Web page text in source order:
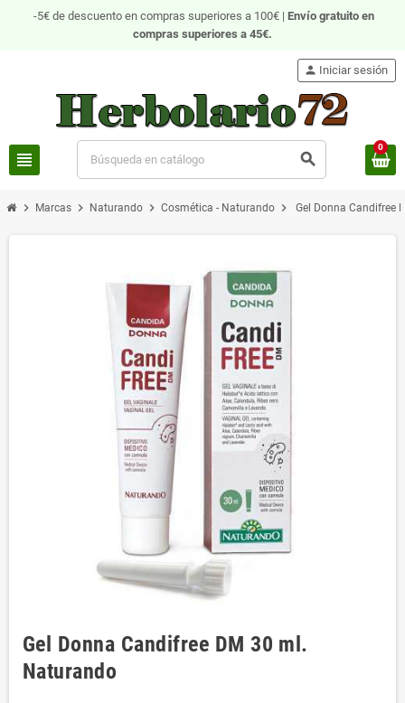
-5€ de descuento en compras superiores a 100€ | Envío gratuito en
compras superiores a 45€.
view_headline search
person Iniciar sesión
0
chevron_right Marcas chevron_right Naturando chevron_right Cosmética - Naturando chevron_right Gel Donna Candifree
Gel Donna Candifree DM 30 ml.
Naturando